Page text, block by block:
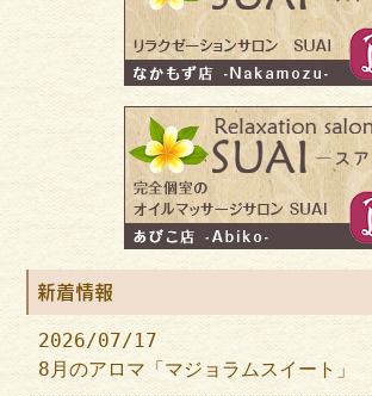
新着情報
2026/07/17
8月のアロマ「マジョラムスイート」